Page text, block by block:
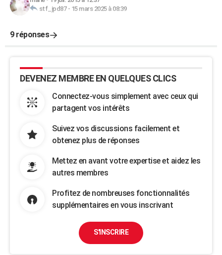
stf_jpd87- 15 mars 2025 à 08:39
9 réponses
DEVENEZ MEMBRE EN QUELQUES CLICS
Connectez-vous simplement avec ceux qui
partagent vos intérêts
Suivez vos discussions facilement et
obtenez plus de réponses
Mettez en avant votre expertise et aidez les
autres membres
Profitez de nombreuses fonctionnalités
supplémentaires en vous inscrivant
S'INSCRIRE